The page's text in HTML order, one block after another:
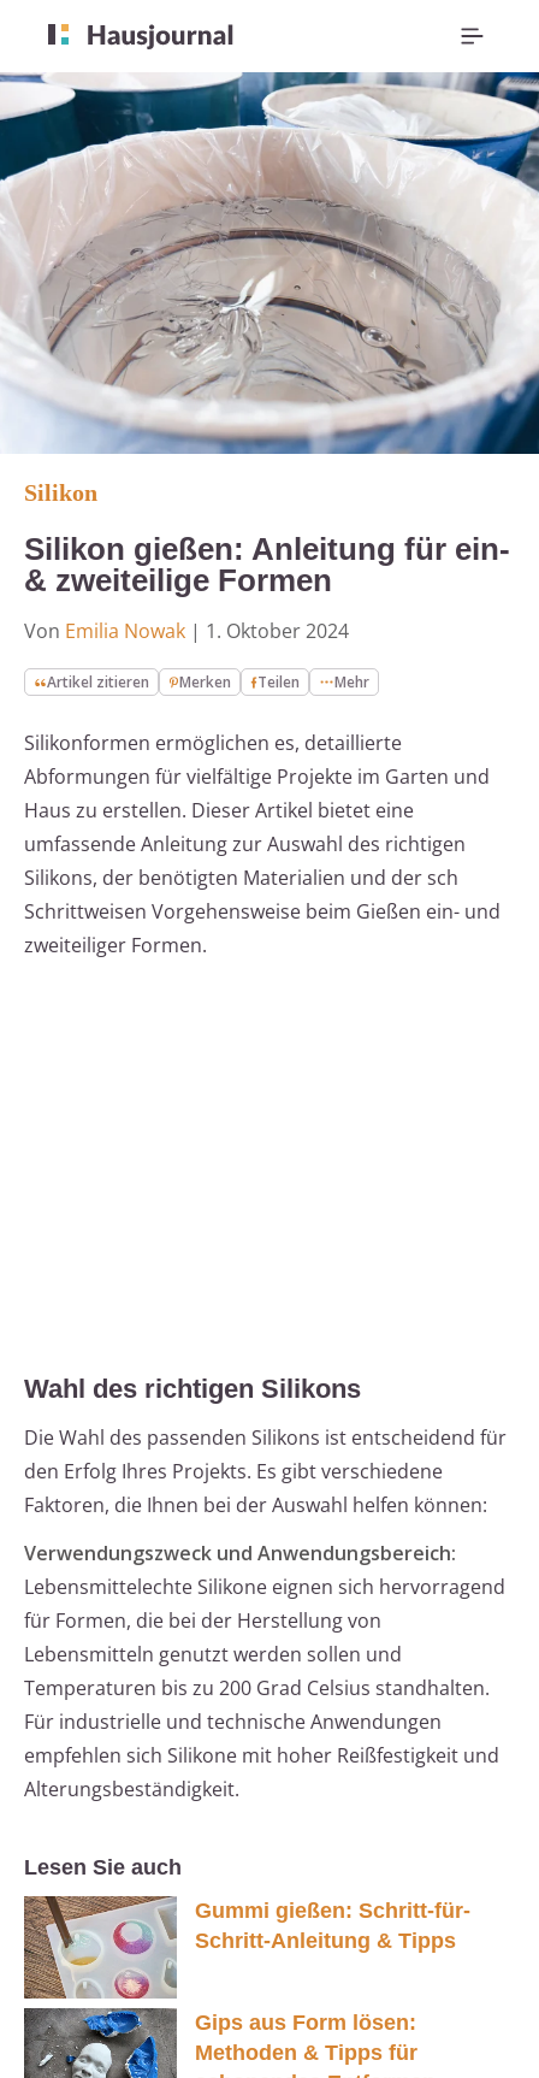
Silikon
Silikon gießen: Anleitung für ein-
& zweiteilige Formen
Von Emilia Nowak | 1. Oktober 2024
Artikel zitieren Merken Teilen Mehr
Silikonformen ermöglichen es, detaillierte
Abformungen für vielfältige Projekte im Garten und
Haus zu erstellen. Dieser Artikel bietet eine
umfassende Anleitung zur Auswahl des richtigen
Silikons, der benötigten Materialien und der sch
Schrittweisen Vorgehensweise beim Gießen ein- und
zweiteiliger Formen.
Wahl des richtigen Silikons
Die Wahl des passenden Silikons ist entscheidend für
den Erfolg Ihres Projekts. Es gibt verschiedene
Faktoren, die Ihnen bei der Auswahl helfen können:
Verwendungszweck und Anwendungsbereich:
Lebensmittelechte Silikone eignen sich hervorragend
für Formen, die bei der Herstellung von
Lebensmitteln genutzt werden sollen und
Temperaturen bis zu 200 Grad Celsius standhalten.
Für industrielle und technische Anwendungen
empfehlen sich Silikone mit hoher Reißfestigkeit und
Alterungsbeständigkeit.
Lesen Sie auch
Gummi gießen: Schritt-für-
Schritt-Anleitung & Tipps
Gips aus Form lösen:
Methoden & Tipps für